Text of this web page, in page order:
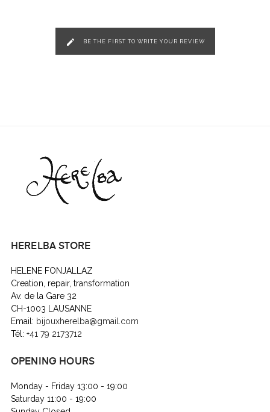
edit BE THE FIRST TO WRITE YOUR REVIEW
HERELBA STORE
HELENE FONJALLAZ
Creation, repair, transformation
Av. de la Gare 32
CH-1003 LAUSANNE
Email: bijouxherelba@gmail.com
Tél: +41 79 2173712
OPENING HOURS
Monday - Friday 13:00 - 19:00
Saturday 11:00 - 19:00